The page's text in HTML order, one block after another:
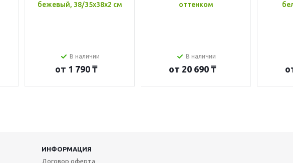
бежевый, 38/35x38x2 см
В наличии
от 1 790 ₸
оттенком
В наличии
от 20 690 ₸
ИНФОРМАЦИЯ
Договор оферта